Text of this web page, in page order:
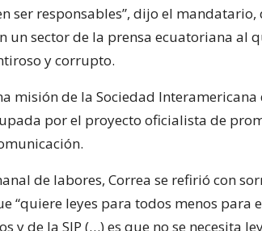
ser responsables”, dijo el mandatario,
un sector de la prensa ecuatoriana al
y corrupto.
misión de la Sociedad Interamericana
por el proyecto oficialista de
de labores, Correa se refirió con
“quiere leyes para todos menos para
y de la SIP (…) es que no se necesita